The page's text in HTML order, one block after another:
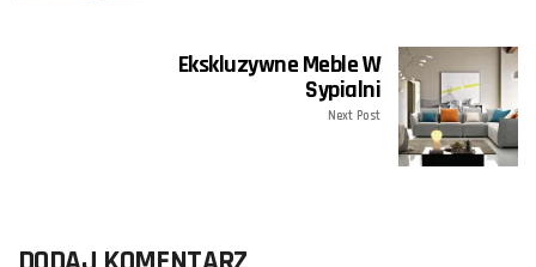
Ekskluzywne Meble W
Sypialni
Next Post